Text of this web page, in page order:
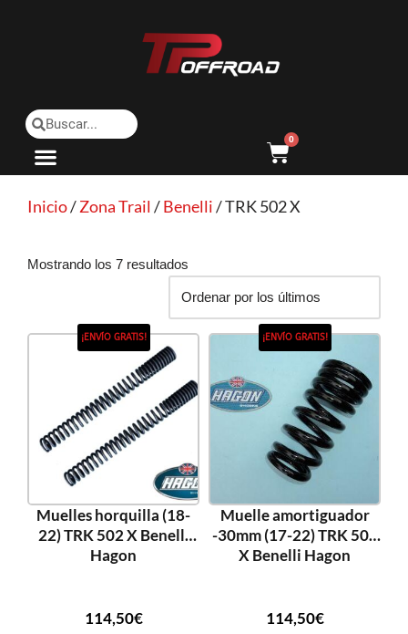
0
Inicio/Zona Trail /Benelli/ TRK 502 X
Mostrando los 7 resultados
¡ENVÍO GRATIS!
Muelles horquilla (18-
22) TRK 502 X Benelli
Hagon
114,50€
¡ENVÍO GRATIS!
Muelle amortiguador
-30mm (17-22) TRK 502
X Benelli Hagon
114,50€